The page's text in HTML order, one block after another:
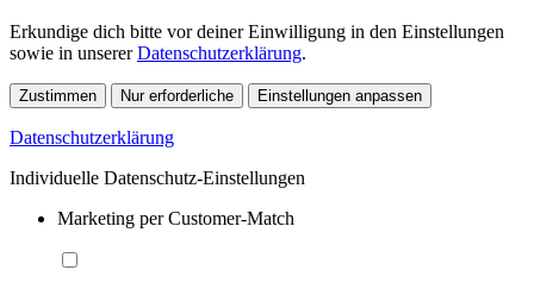
Erkundige dich bitte vor deiner Einwilligung in den Einstellungen
sowie in unsererDatenschutzerklärung.
Zustimmen Nur erforderliche Einstellungen anpassen
Datenschutzerklärung
Individuelle Datenschutz-Einstellungen
Marketing per Customer-Match